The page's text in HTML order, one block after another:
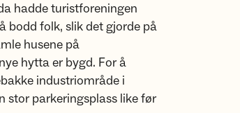
hadde turistforeningen
bodd folk, slik det gjorde på
husene på
hytta er bygd. For å
industriområde i
stor parkeringsplass like før